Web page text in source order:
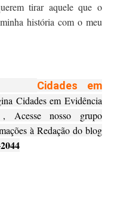
tirar aquele que o
história com o meu
em
Cidades em
Cidades em Evidência
nosso grupo
à Redação do blog